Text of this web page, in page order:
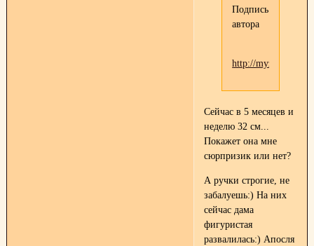
Подпись
автора
http://
Сейчас в 5 месяцев и
неделю 32 см...
Покажет она мне
сюрпризик или нет?
А ручки строгие, не
забалуешь:) На них
сейчас дама
фигуристая
развалилась:) Апосля